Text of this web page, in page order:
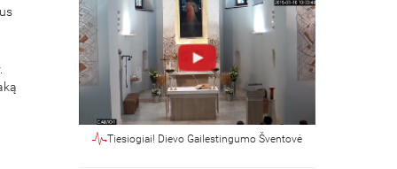
Tiesiogiai! Dievo Gailestingumo Šventovė